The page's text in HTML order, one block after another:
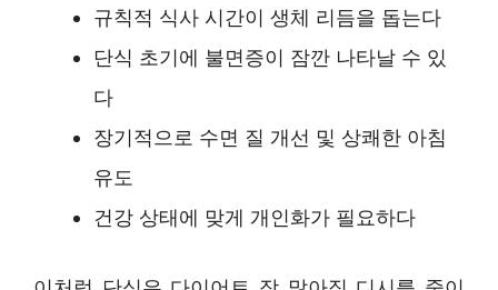
규칙적 식사 시간이 생체 리듬을 돕는다
단식 초기에 불면증이 잠깐 나타날 수 있
다
장기적으로 수면 질 개선 및 상쾌한 아침
유도
건강 상태에 맞게 개인화가 필요하다